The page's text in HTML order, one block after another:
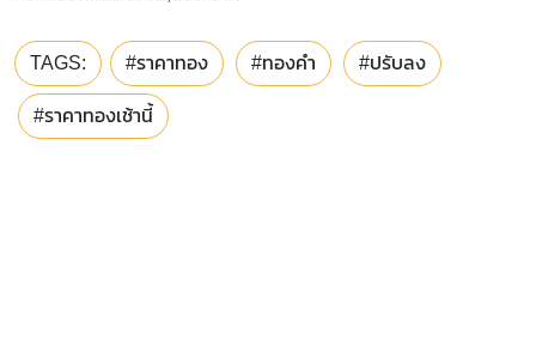
TAGS: #ราคาทอง #ทองคำ #ปรับลง
#ราคาทองเช้านี้